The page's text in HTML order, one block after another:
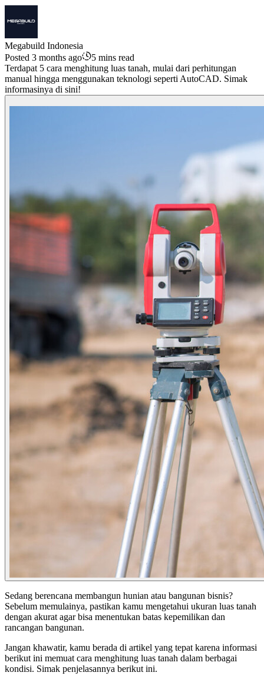
Megabuild Indonesia
Posted 3 months ago
5 mins read
Terdapat 5 cara menghitung luas tanah, mulai dari perhitungan
manual hingga menggunakan teknologi seperti AutoCAD. Simak
informasinya di sini!
Sedang berencana membangun hunian atau bangunan bisnis?
Sebelum memulainya, pastikan kamu mengetahui ukuran luas tanah
dengan akurat agar bisa menentukan batas kepemilikan dan
rancangan bangunan.
Jangan khawatir, kamu berada di artikel yang tepat karena informasi
berikut ini memuat cara menghitung luas tanah dalam berbagai
kondisi. Simak penjelasannya berikut ini.